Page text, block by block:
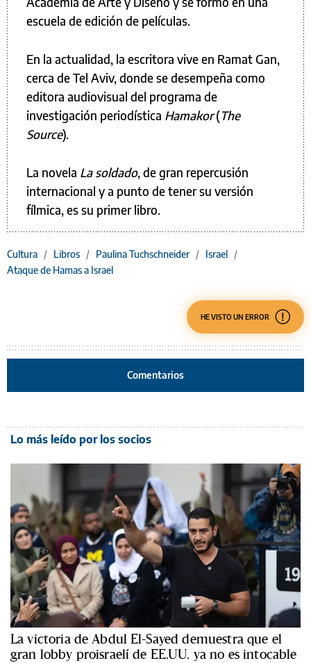
escuela de edición de películas.
En la actualidad, la escritora vive en Ramat Gan,
cerca de Tel Aviv, donde se desempeña como
editora audiovisual del programa de
investigación periodística Hamakor(The
Source).
La novela La soldado, de gran repercusión
internacional y a punto de tener su versión
fílmica, es su primer libro.
Cultura / Libros / Paulina Tuchschneider / Israel /
Ataque de Hamas a Israel
HE VISTO UN ERROR
Comentarios
Lo más leído por los socios
La victoria de Abdul El-Sayed demuestra que el
gran lobby proisraelí de EE.UU. ya no es intocable